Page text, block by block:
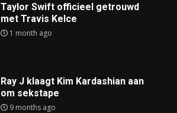
Taylor Swift officieel getrouwd
met Travis Kelce
1 month ago
Ray J klaagt Kim Kardashian aan
om sekstape
9 months ago